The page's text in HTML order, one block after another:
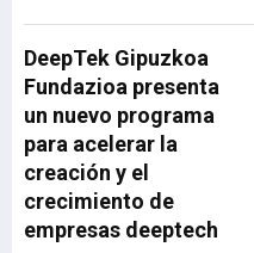
(Adype) ha celebrado un
encuentro con Alberto
García Erauzkin,
expresidente de Euskaltel,
bajo el título ‘Euskaltel:
construir, negociar y
decidir en una compañía
estratégica’. Durante su
intervención, el directivo
DeepTek Gipuzkoa
Fundazioa presenta
un nuevo programa
para acelerar la
creación y el
crecimiento de
empresas deeptech